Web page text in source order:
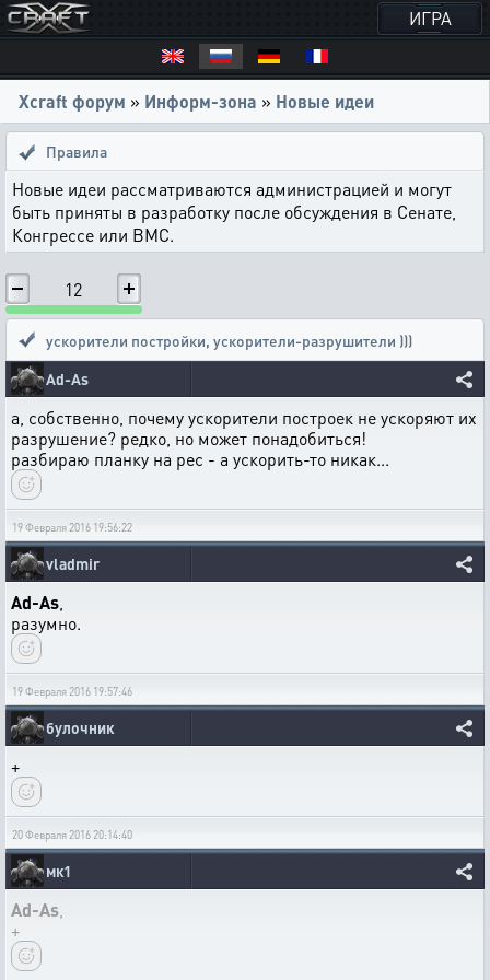
ИГРА
Xcraft форум » Информ-зона » Новые идеи
Правила
Новые идеи рассматриваются администрацией и могут
быть приняты в разработку после обсуждения в Сенате,
Конгрессе или ВМС.
12
ускорители постройки, ускорители-разрушители )))
Ad-As
а, собственно, почему ускорители построек не ускоряют их
разрушение? редко, но может понадобиться!
разбираю планку на рес - а ускорить-то никак...
19 Февраля 2016 19:56:22
vladmir
Ad-As
разумно.
19 Февраля 2016 19:57:46
булочник
+
20 Февраля 2016 20:14:40
мк1
Ad-As
+